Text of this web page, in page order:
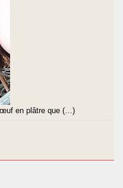
en plâtre que (…)